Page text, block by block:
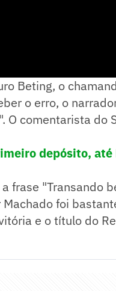
Beting, o
o erro, o
O comentarista do
depósito, até
frase "Transando
foi
e o título do